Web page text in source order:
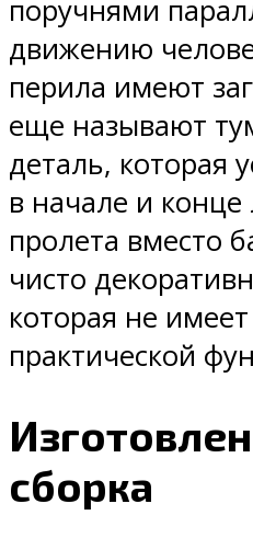
поручнями
движению
перила имеют
еще называют
деталь, которая
в начале и конце
пролета вместо
чисто
которая не
практической
сборка